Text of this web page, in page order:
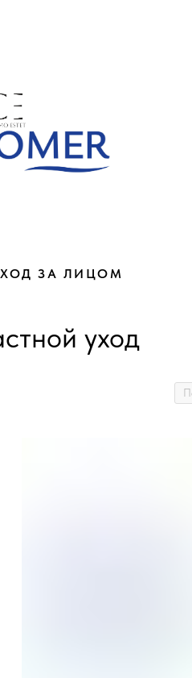
ЗА ЛИЦОМ
уход